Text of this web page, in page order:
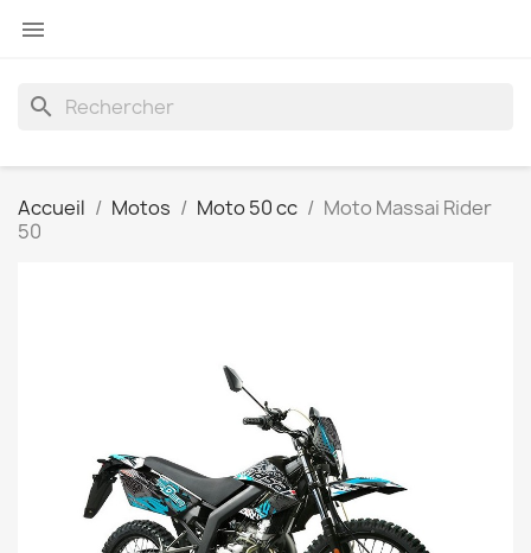

search
Accueil Motos Moto 50 cc
Moto Massai Rider
50